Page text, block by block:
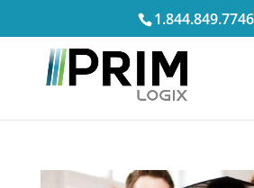
1.844.849.7746